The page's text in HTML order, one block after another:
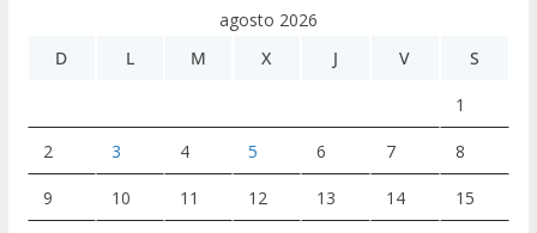
agosto 2026
D
L M X J V S
1
2 3 4 5 6 7 8
9 10 11 12 13 14 15